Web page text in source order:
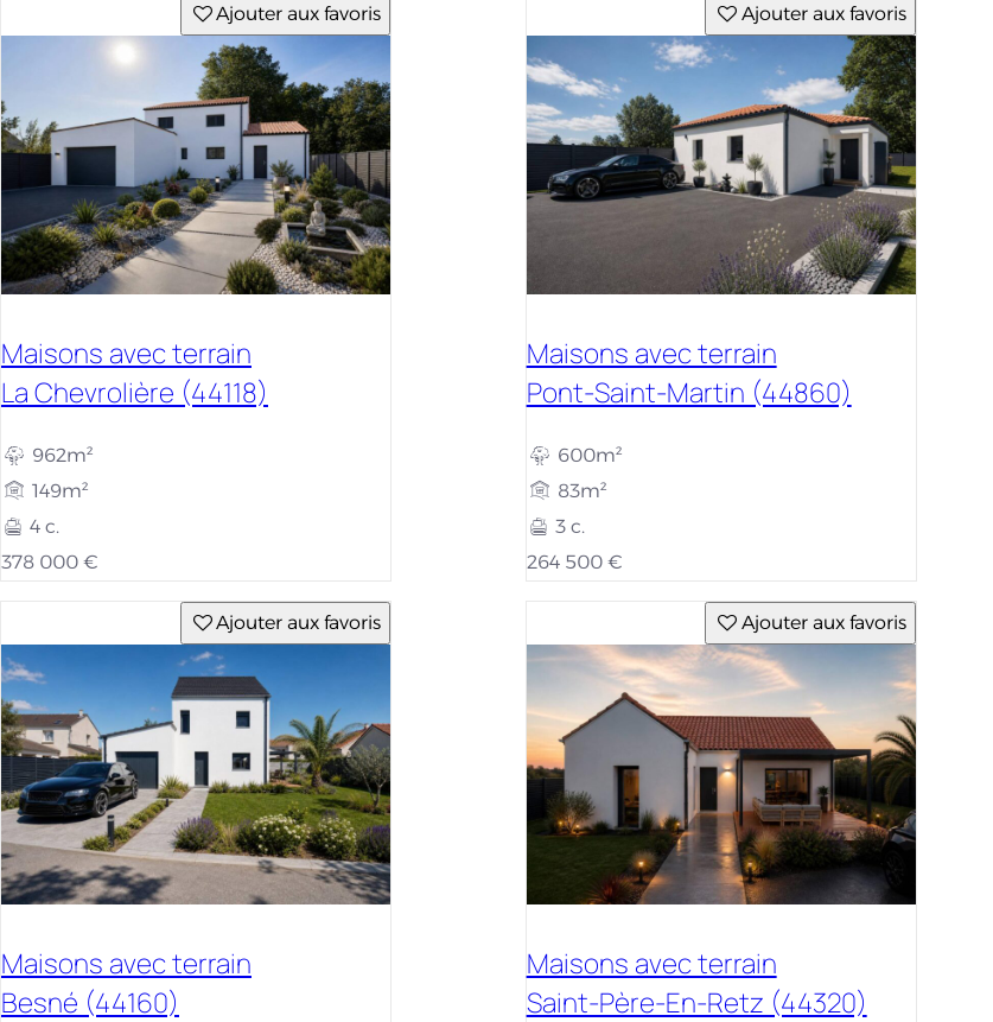
Ajouter aux favoris
Maisons avec terrain
La Chevrolière (44118)
962m²
149m²
4 c.
378 000 €
Ajouter aux favoris
Maisons avec terrain
Pont-Saint-Martin (44860)
600m²
83m²
3 c.
264 500 €
Ajouter aux favoris
Maisons avec terrain
Besné (44160)
Ajouter aux favoris
Maisons avec terrain
Saint-Père-En-Retz (44320)